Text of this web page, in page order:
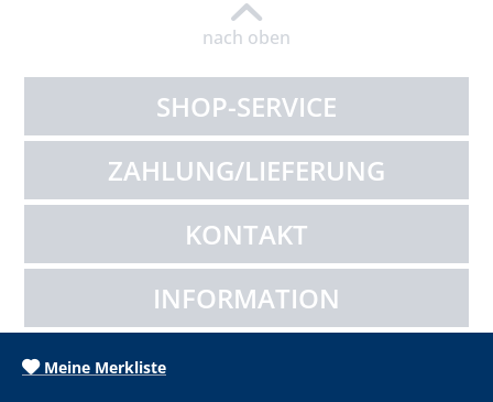
nach oben
SHOP-SERVICE
ZAHLUNG/LIEFERUNG
KONTAKT
INFORMATION
Meine Merkliste